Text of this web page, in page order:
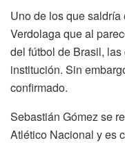
Uno de los que
Verdolaga que al
del fútbol de Brasil,
institución. Sin
confirmado.
Sebastián Gómez se
Atlético Nacional y es